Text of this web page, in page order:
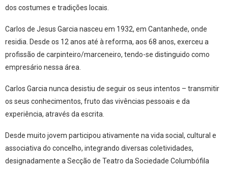
dos costumes e tradições locais.
Carlos de Jesus Garcia nasceu em 1932, em Cantanhede, onde
residia. Desde os 12 anos até à reforma, aos 68 anos, exerceu a
profissão de carpinteiro/marceneiro, tendo-se distinguido como
empresário nessa área.
Carlos Garcia nunca desistiu de seguir os seus intentos – transmitir
os seus conhecimentos, fruto das vivências pessoais e da
experiência, através da escrita.
Desde muito jovem participou ativamente na vida social, cultural e
associativa do concelho, integrando diversas coletividades,
designadamente a Secção de Teatro da Sociedade Columbófila